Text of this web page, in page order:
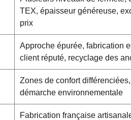
TEX, épaisseur généreuse,
prix
Approche épurée, fabrication
client réputé, recyclage des
Zones de confort
démarche environnementale
Fabrication française